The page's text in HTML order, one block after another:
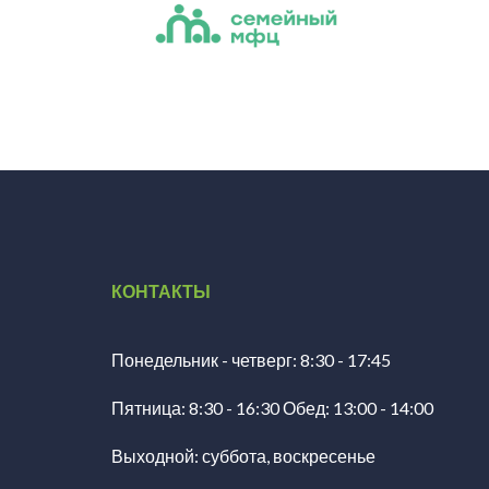
КОНТАКТЫ
Понедельник - четверг: 8:30 - 17:45
Пятница: 8:30 - 16:30 Обед: 13:00 - 14:00
Выходной: суббота, воскресенье